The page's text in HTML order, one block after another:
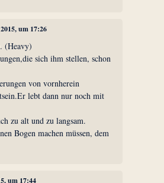
um 17:26
(Heavy)
sich ihm stellen, schon
von vornherein
lebt dann nur noch mit
zu alt und zu langsam.
Bogen machen müssen, dem
um 17:44